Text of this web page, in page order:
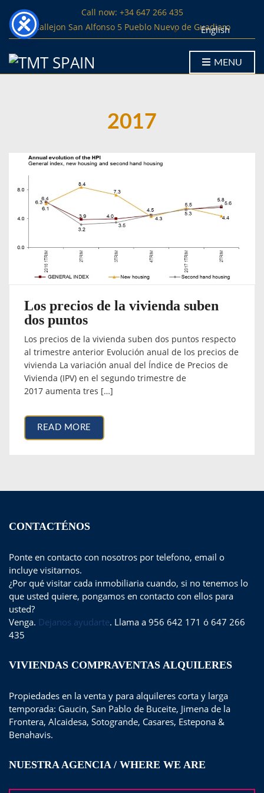
Call now: +34 647 266 435
Callejon San Alfonso 5 Pueblo Nuevo de Guadiaro
English
MENU
2017
Los precios de la vivienda suben
dos puntos
Los precios de la vivienda suben dos puntos respecto
al trimestre anterior Evolución anual de los precios de
vivienda La variación anual del Índice de Precios de
Vivienda (IPV) en el segundo trimestre de
2017 aumenta tres […]
READ MORE
CONTACTÉNOS
Ponte en contacto con nosotros por telefono, email o
incluye visitarnos.
¿Por qué visitar cada inmobiliaria cuando, si no tenemos lo
que usted quiere, pongamos en contacto con ellos para
usted?
Venga. Dejanos ayudarte. Llama a 956 642 171 ó 647 266
435
VIVIENDAS COMPRAVENTAS ALQUILERES
Propiedades en la venta y para alquileres corta y larga
temporada: Gaucin, San Pablo de Buceite, Jimena de la
Frontera, Alcaidesa, Sotogrande, Casares, Estepona &
Benahavis.
NUESTRA AGENCIA / WHERE WE ARE